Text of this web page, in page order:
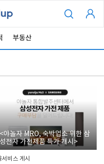
부동산
<야놀자 MRO, 숙박업소 위한 삼
성전자 가전제품 특가 개시>
비스 게시